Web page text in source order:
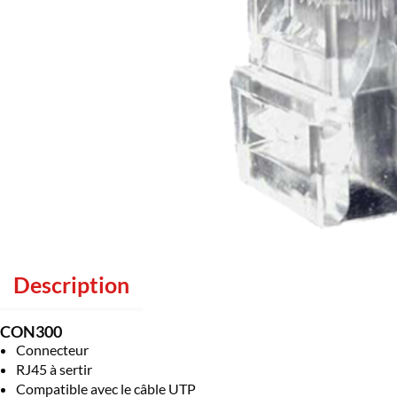
Description
CON300
Connecteur
RJ45 à sertir
Compatible avec le câble UTP